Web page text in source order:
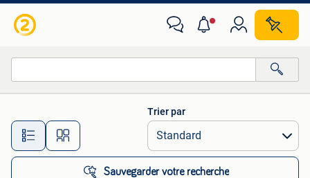
Toutes les distances…
Trier par
Sauvegarder votre recherche